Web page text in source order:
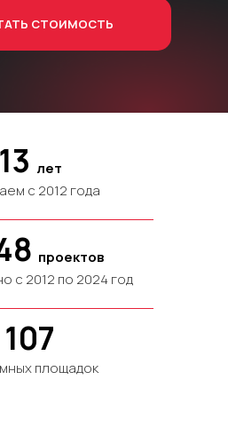
СТОИМОСТЬ
107
площадок
проектов
с 2012 по 2024 год
13 лет
с 2012 года